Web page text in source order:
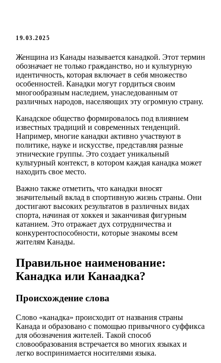
19.03.2025
Женщина из Канады называется канадкой. Этот термин
обозначает не только гражданство, но и культурную
идентичность, которая включает в себя множество
особенностей. Канадки могут гордиться своим
многообразным наследием, унаследованным от
различных народов, населяющих эту огромную страну.
Канадское общество формировалось под влиянием
известных традиций и современных тенденций.
Например, многие канадки активно участвуют в
политике, науке и искусстве, представляя разные
этнические группы. Это создает уникальный
культурный контекст, в котором каждая канадка может
находить свое место.
Важно также отметить, что канадки вносят
значительный вклад в спортивную жизнь страны. Они
достигают высоких результатов в различных видах
спорта, начиная от хоккея и заканчивая фигурным
катанием. Это отражает дух сотрудничества и
конкурентоспособности, которые знакомы всем
жителям Канады.
Правильное наименование:
Канадка или Канаадка?
Происхождение слова
Слово «канадка» происходит от названия страны
Канада и образовано с помощью привычного суффикса
для обозначения жителей. Такой способ
словообразования встречается во многих языках и
легко воспринимается носителями языка.